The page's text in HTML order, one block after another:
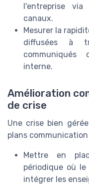
l'entreprise
canaux.
Mesurer la
diffusées à
interne.
Amélioration
de crise
Une crise bien
plans
Mettre en
périodique où
intégrer les